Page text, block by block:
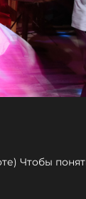
Чтобы